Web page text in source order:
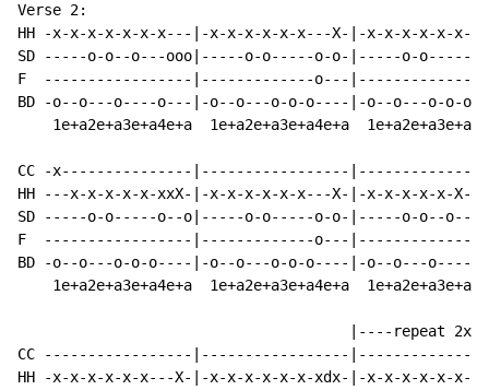
Verse 2:
HH -x-x-x-x-x-x-x---|-x-x-x-x-x-x---X-|-x-x-x-x-x-x-
SD -----o-o--o---ooo|-----o-o-----o-o-|-----o-o-----
F  -----------------|-------------o---
BD -o--o---o----o---|-o--o---o-o-o----|-o--o---o-o-
1e+a2e+a3e+a4e+a  1e+a2e+a3e+a4e+a
CC -x---------------|-----------------
HH ---x-x-x-x-x-xxX-|-x-x-x-x-x-x---X-|-x-x-x-x-x-X-
SD -----o-o-----o--o|-----o-o-----o-o-|-----o-o--o--
F  -----------------|-------------o---
BD -o--o---o-o-o----|-o--o---o-o-o----|-o--o---
1e+a2e+a3e+a4e+a  1e+a2e+a3e+a4e+a
|----repeat
CC -----------------|-----------------
HH -x-x-x-x-x-x---X-|-x-x-x-x-x-x-xdx-|-x-x-x-x-x-